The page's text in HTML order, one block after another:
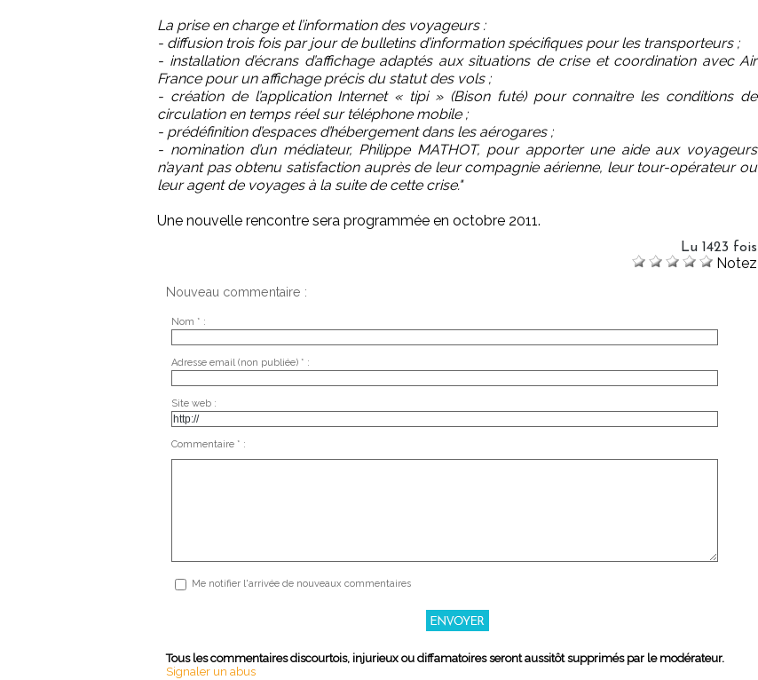
La prise en charge et l’information des voyageurs :
- diffusion trois fois par jour de bulletins d’information spécifiques pour les transporteurs ;
- installation d’écrans d’affichage adaptés aux situations de crise et coordination avec Air
France pour un affichage précis du statut des vols ;
- création de l’application Internet « tipi » (Bison futé) pour connaitre les conditions de
circulation en temps réel sur téléphone mobile ;
- prédéfinition d’espaces d’hébergement dans les aérogares ;
- nomination d’un médiateur, Philippe MATHOT, pour apporter une aide aux voyageurs
n’ayant pas obtenu satisfaction auprès de leur compagnie aérienne, leur tour-opérateur ou
leur agent de voyages à la suite de cette crise."
Une nouvelle rencontre sera programmée en octobre 2011.
Lu 1423 fois
Notez
Nouveau commentaire :
Nom * :
Adresse email (non publiée) * :
Site web :
Commentaire * :
Me notifier l'arrivée de nouveaux commentaires
Tous les commentaires discourtois, injurieux ou diffamatoires seront aussitôt supprimés par le modérateur.
Signaler un abus